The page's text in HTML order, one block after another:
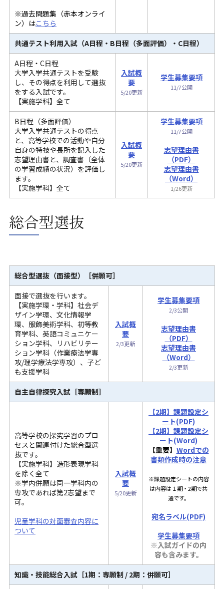
※過去問題集（赤本オンライ
ン）はこちら
共通テスト利用入試（A日程・ B日程（多面評価）・C日程）
A日程・C日程
大学入学共通テストを受験
し、その得点を利用して選抜
をする入試です。
【実施学科】全て
入試概
要
5/20更新
学生募集要項
11/7公開
B日程（多面評価）
大学入学共通テストの得点
と、高等学校での活動や自分
自身の特技や長所を記入した
志望理由書と、調査書（全体
の学習成績の状況）を評価し
ます。
【実施学科】全て
入試概
要
5/20更新
学生募集要項
11/7公開
志望理由書
（PDF）
志望理由書
（Word）
1/26更新
総合型選抜
総合型選抜（面接型）
［併願可］
面接で選抜を行います。
【実施学環・学科】社会デ
ザイン学環、文化情報学
環、服飾美術学科、初等教
育学科、英語コミュニケー
ション学科、リハビリテー
ション学科（作業療法学専
攻/理学療法学専攻）、子ど
も支援学科
入試概
要
2/3更新
学生募集要項
2/3公開
志望理由書
（PDF）
志望理由書
（Word）
2/3更新
自主自律探究入試［専願制］
高等学校の探究学習のプロ
セスと関連付けた総合型選
抜です。
【実施学科】 造形表現学科
を除く全て
※学内併願は同一学科内の
専攻であれば第2志望まで
可。
児童学科の対面審査内容に
ついて
入試概
要
5/20更新
【2期】課題設定シ
ート(PDF)
【2期】課題設定シ
ート(Word)
【重要】 Wordでの
書類作成時の注意
※課題設定シートの内容
は内容は１期・2期で共
通です。
宛名ラベル(PDF)
学生募集要項
※入試ガイドの内
容も含みます。
知識・技能総合入試［1期：専願制 / 2期：併願可］